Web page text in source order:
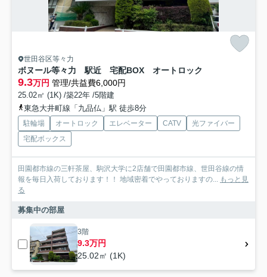
世田谷区等々力
ボヌール等々力 駅近 宅配BOX オートロック
9.3万円 管理/共益費6,000円
25.02㎡ (1K) /築22年 /5階建
東急大井町線「九品仏」駅 徒歩8分
駐輪場 オートロック エレベーター CATV
光ファイバー
宅配ボックス
田園都市線の三軒茶屋、駒沢大学に2店舗で田園都市線、世田谷線の情
報を毎日入荷しております！！ 地域密着でやっておりますの... もっと見
る
募集中の部屋
3階
9.3万円
25.02㎡ (1K)